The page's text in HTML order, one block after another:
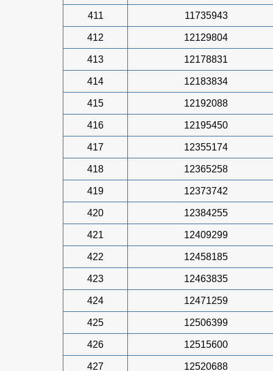
411 11735943
412 12129804
413 12178831
414 12183834
415 12192088
416 12195450
417 12355174
418 12365258
419 12373742
420 12384255
421 12409299
422 12458185
423 12463835
424 12471259
425 12506399
426 12515600
427 12520688